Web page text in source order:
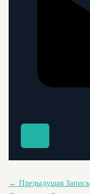
← Предыдущая Запись